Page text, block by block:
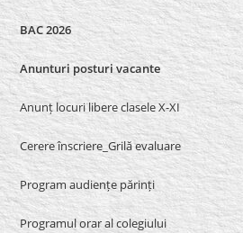
BAC 2026
Anunturi posturi vacante
Anunț locuri libere clasele X-XI
Cerere înscriere_Grilă evaluare
Program audiențe părinți
Programul orar al colegiului